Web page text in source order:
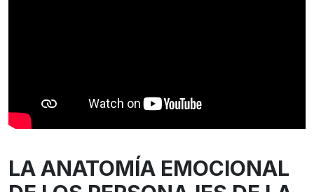
LA ANATOMÍA EMOCIONAL